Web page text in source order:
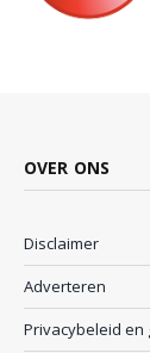
OVER ONS
Disclaimer
Adverteren
Privacybeleid